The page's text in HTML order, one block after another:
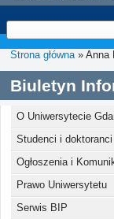
Strona główna» Anna
Biuletyn
O Uniwersytecie
Studenci i doktoranci
Ogłoszenia i
Prawo Uniwersytetu
Serwis BIP